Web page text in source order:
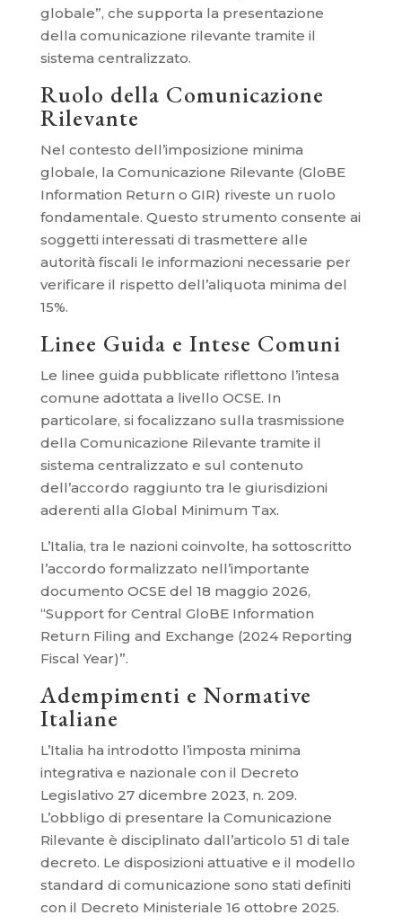
globale”, che supporta la presentazione
della comunicazione rilevante tramite il
sistema centralizzato.
Ruolo della Comunicazione
Rilevante
Nel contesto dell’imposizione minima
globale, la Comunicazione Rilevante (GloBE
Information Return o GIR) riveste un ruolo
fondamentale. Questo strumento consente ai
soggetti interessati di trasmettere alle
autorità fiscali le informazioni necessarie per
verificare il rispetto dell’aliquota minima del
15%.
Linee Guida e Intese Comuni
Le linee guida pubblicate riflettono l’intesa
comune adottata a livello OCSE. In
particolare, si focalizzano sulla trasmissione
della Comunicazione Rilevante tramite il
sistema centralizzato e sul contenuto
dell’accordo raggiunto tra le giurisdizioni
aderenti alla Global Minimum Tax.
L’Italia, tra le nazioni coinvolte, ha sottoscritto
l’accordo formalizzato nell’importante
documento OCSE del 18 maggio 2026,
“Support for Central GloBE Information
Return Filing and Exchange (2024 Reporting
Fiscal Year)”.
Adempimenti e Normative
Italiane
L’Italia ha introdotto l’imposta minima
integrativa e nazionale con il Decreto
Legislativo 27 dicembre 2023, n. 209.
L’obbligo di presentare la Comunicazione
Rilevante è disciplinato dall’articolo 51 di tale
decreto. Le disposizioni attuative e il modello
standard di comunicazione sono stati definiti
con il Decreto Ministeriale 16 ottobre 2025.